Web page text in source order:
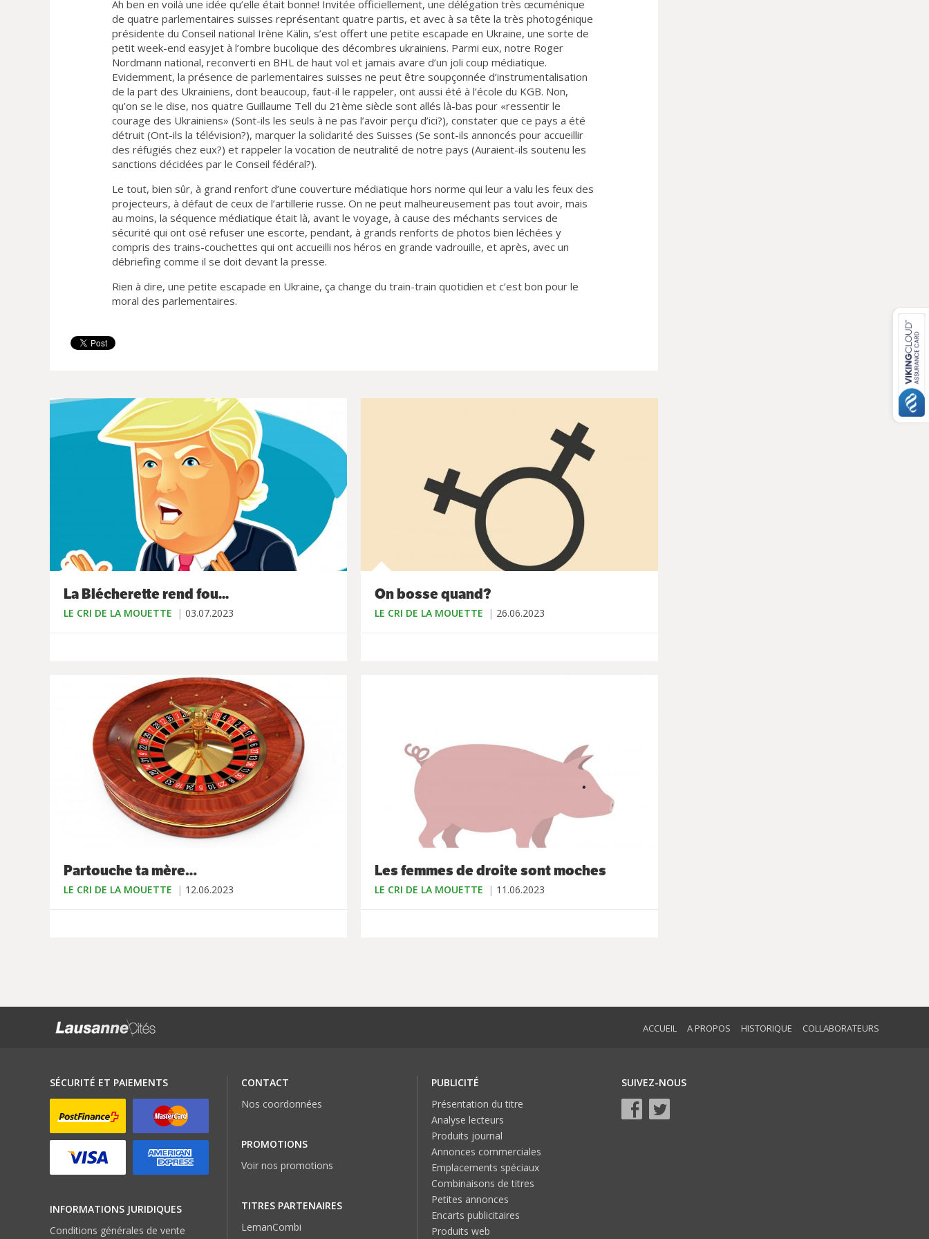
Ah ben en voilà une idée qu’elle était bonne! Invitée officiellement, une délégation très œcuménique
de quatre parlementaires suisses représentant quatre partis, et avec à sa tête la très photogénique
présidente du Conseil national Irène Kälin, s’est offert une petite escapade en Ukraine, une sorte de
petit week-end easyjet à l’ombre bucolique des décombres ukrainiens. Parmi eux, notre Roger
Nordmann national, reconverti en BHL de haut vol et jamais avare d’un joli coup médiatique.
Evidemment, la présence de parlementaires suisses ne peut être soupçonnée d’instrumentalisation
de la part des Ukrainiens, dont beaucoup, faut-il le rappeler, ont aussi été à l’école du KGB. Non,
qu’on se le dise, nos quatre Guillaume Tell du 21ème siècle sont allés là-bas pour «ressentir le
courage des Ukrainiens» (Sont-ils les seuls à ne pas l’avoir perçu d’ici?), constater que ce pays a été
détruit (Ont-ils la télévision?), marquer la solidarité des Suisses (Se sont-ils annoncés pour accueillir
des réfugiés chez eux?) et rappeler la vocation de neutralité de notre pays (Auraient-ils soutenu les
sanctions décidées par le Conseil fédéral?).
Le tout, bien sûr, à grand renfort d’une couverture médiatique hors norme qui leur a valu les feux des
projecteurs, à défaut de ceux de l’artillerie russe. On ne peut malheureusement pas tout avoir, mais
au moins, la séquence médiatique était là, avant le voyage, à cause des méchants services de
sécurité qui ont osé refuser une escorte, pendant, à grands renforts de photos bien léchées y
compris des trains-couchettes qui ont accueilli nos héros en grande vadrouille, et après, avec un
débriefing comme il se doit devant la presse.
Rien à dire, une petite escapade en Ukraine, ça change du train-train quotidien et c’est bon pour le
moral des parlementaires.
La Blécherette rend fou...
LE CRI DE LA MOUETTE 03.07.2023
On bosse quand?
LE CRI DE LA MOUETTE 26.06.2023
Partouche ta mère…
LE CRI DE LA MOUETTE 12.06.2023
Les femmes de droite sont moches
LE CRI DE LA MOUETTE 11.06.2023
ACCUEIL A PROPOS HISTORIQUE COLLABORATEURS
SÉCURITÉ ET PAIEMENTS
INFORMATIONS JURIDIQUES
Conditions générales de vente
CONTACT
Nos coordonnées
PROMOTIONS
Voir nos promotions
TITRES PARTENAIRES
LemanCombi
PUBLICITÉ
Présentation du titre
Analyse lecteurs
Produits journal
Annonces commerciales
Emplacements spéciaux
Combinaisons de titres
Petites annonces
Encarts publicitaires
Produits web
SUIVEZ-NOUS